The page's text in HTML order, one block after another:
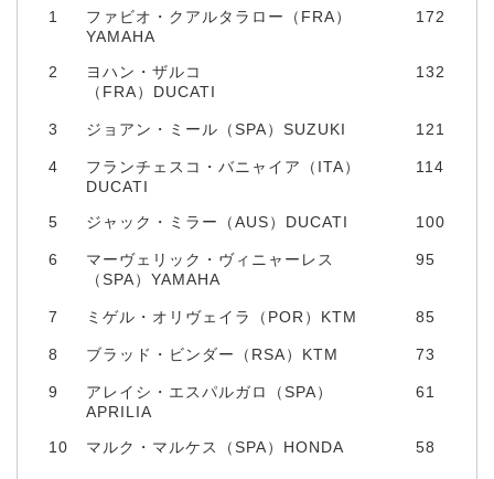
1
ファビオ・クアルタラロー（FRA）
YAMAHA
172
2
ヨハン・ザルコ
（FRA）DUCATI
132
3 ジョアン・ミール（SPA）SUZUKI 121
4
フランチェスコ・バニャイア（ITA）
DUCATI
114
5 ジャック・ミラー（AUS）DUCATI 100
6
マーヴェリック・ヴィニャーレス
（SPA）YAMAHA
95
7 ミゲル・オリヴェイラ（POR）KTM 85
8 ブラッド・ビンダー（RSA）KTM 73
9
アレイシ・エスパルガロ（SPA）
APRILIA
61
10 マルク・マルケス（SPA）HONDA 58